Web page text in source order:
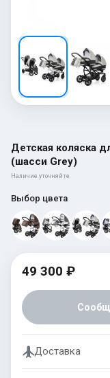
Детская коляска
(шасси Grey)
Наличие уточняйте
Выбор цвета
49 300 ₽
Доставка